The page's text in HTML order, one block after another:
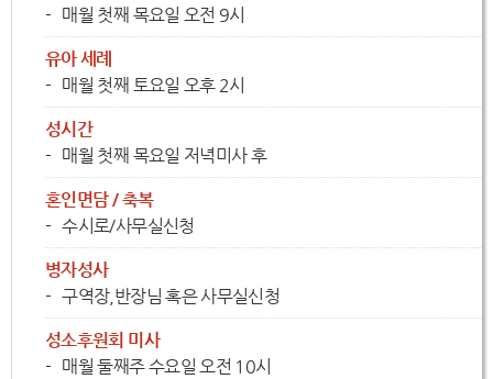
매월 첫째 목요일 오전 9시
유아 세례
매월 첫째 토요일 오후 2시
성시간
매월 첫째 목요일 저녁미사 후
혼인면담 / 축복
수시로/사무실신청
병자성사
구역장,반장님 혹은 사무실신청
성소후원회 미사
매월 둘째주 수요일 오전 10시